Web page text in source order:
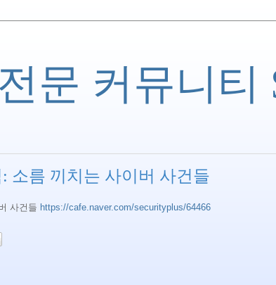
문 커뮤니티
소름 끼치는 사이버 사건들
사건들 https://cafe.naver.com/securityplus/64466